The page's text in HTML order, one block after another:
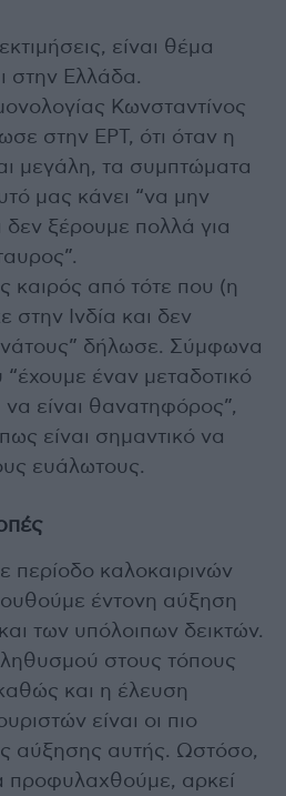
είναι θέμα
στην Ελλάδα.
Κωνσταντίνος
στην ΕΡΤ, ότι όταν η
μεγάλη, τα συμπτώματα
μας κάνει “να μην
ξέρουμε πολλά για
καιρός από τότε που (η
στην Ινδία και δεν
δήλωσε. Σύμφωνα
“έχουμε έναν μεταδοτικό
να είναι θανατηφόρος”,
είναι σημαντικό να
ευάλωτους.
περίοδο καλοκαιρινών
έντονη αύξηση
των υπόλοιπων δεικτών.
στους τόπους
και η έλευση
είναι οι πιο
αύξησης αυτής. Ωστόσο,
προφυλαχθούμε, αρκεί